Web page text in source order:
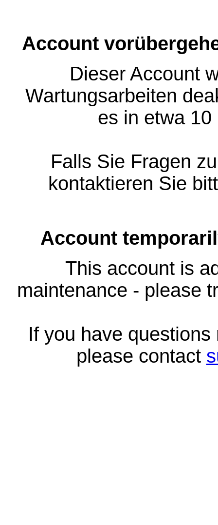
Account
Dieser Account
Wartungsarbeiten
es in etwa
Falls Sie Fragen
kontaktieren Sie
Account
This account is
maintenance - please
If you have
please contact